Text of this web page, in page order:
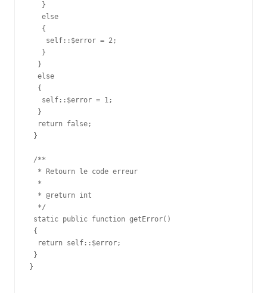
   }
   else
   {
    self::$error = 2;
   }
  }
  else
  {
   self::$error = 1;
  }
  return false;
}
/**
  * Retourn le code erreur
  *
  * @return int
  */
static public function getError()
{
  return self::$error;
}
}